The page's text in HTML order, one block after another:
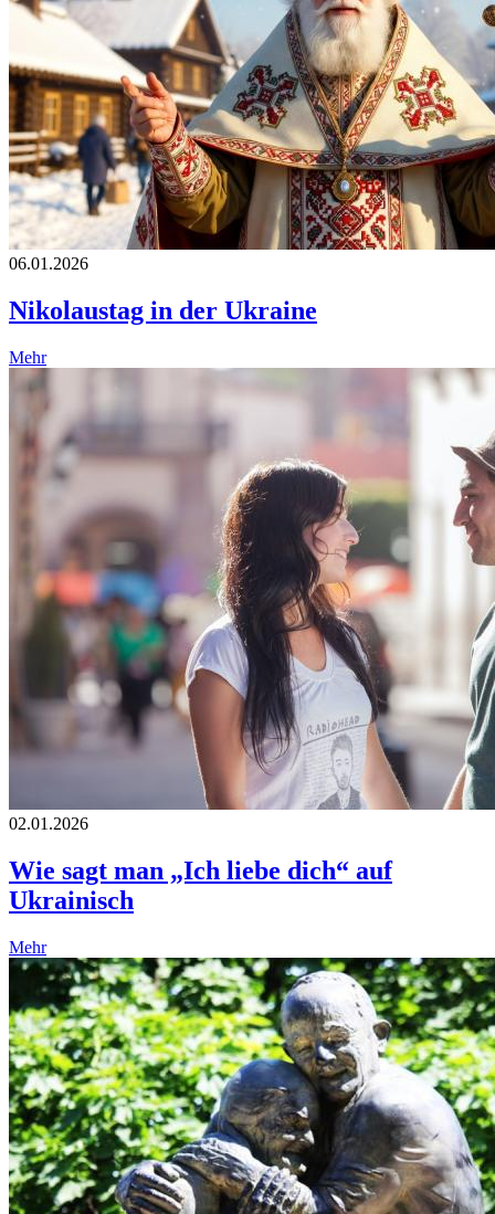
06.01.2026
Nikolaustag in der Ukraine
Mehr
02.01.2026
Wie sagt man „Ich liebe dich“ auf
Ukrainisch
Mehr